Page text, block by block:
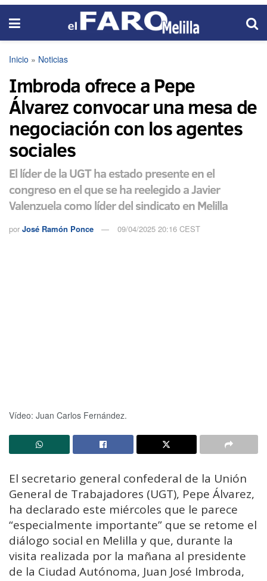
Inicio » Noticias
Imbroda ofrece a Pepe
Álvarez convocar una mesa de
negociación con los agentes
sociales
El líder de la UGT ha estado presente en el
congreso en el que se ha reelegido a Javier
Valenzuela como líder del sindicato en Melilla
por José Ramón Ponce 09/04/2025 20:16 CEST
Vídeo: Juan Carlos Fernández.
El secretario general confederal de la Unión
General de Trabajadores (UGT), Pepe Álvarez,
ha declarado este miércoles que le parece
“especialmente importante” que se retome el
diálogo social en Melilla y que, durante la
visita realizada por la mañana al presidente
de la Ciudad Autónoma, Juan José Imbroda,